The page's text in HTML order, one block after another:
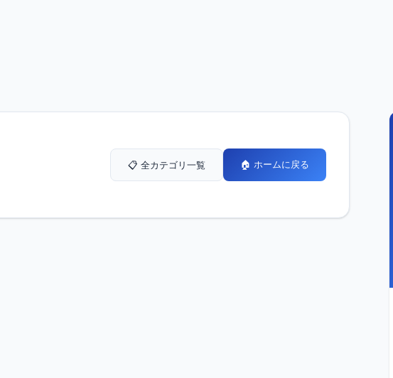
📋 全カテゴリ一覧 🏠 ホームに戻る